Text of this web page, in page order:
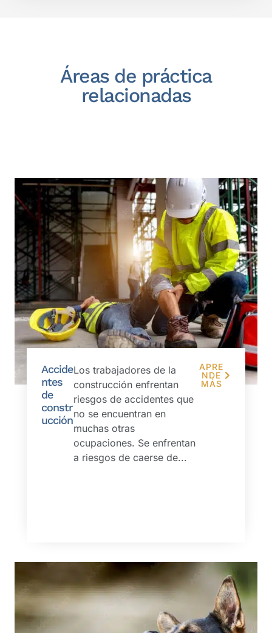
Áreas de práctica
relacionadas
Accide
ntes
de
constr
ucción
Los trabajadores de la
construcción enfrentan
riesgos de accidentes que
no se encuentran en
muchas otras
ocupaciones. Se enfrentan
a riesgos de caerse de...
APRE
NDE
MÁS